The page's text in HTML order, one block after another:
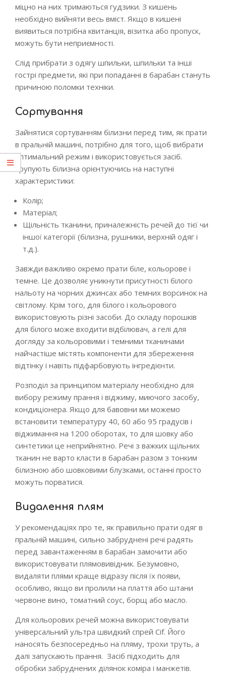
міцно на них тримаються гудзики. З кишень
необхідно вийняти весь вміст. Якщо в кишені
виявиться потрібна квитанція, візитка або пропуск,
можуть бути неприємності.
Слід прибрати з одягу шпильки, шпильки та інші
гострі предмети, які при попаданні в барабан стануть
причиною поломки техніки.
Сортування
Зайнятися сортуванням білизни перед тим, як прати
в пральній машині, потрібно для того, щоб вибрати
оптимальний режим і використовується засіб.
Групують білизна орієнтуючись на наступні
характеристики:
Колір;
Матеріал;
Щільність тканини, приналежність речей до тієї чи
іншої категорії (білизна, рушники, верхній одяг і
т.д.).
Завжди важливо окремо прати біле, кольорове і
темне. Це дозволяє уникнути присутності білого
нальоту на чорних джинсах або темних ворсинок на
світлому. Крім того, для білого і кольорового
використовують різні засоби. До складу порошків
для білого може входити відбілювач, а гелі для
догляду за кольоровими і темними тканинами
найчастіше містять компоненти для збереження
відтінку і навіть підфарбовують інгредієнти.
Розподіл за принципом матеріалу необхідно для
вибору режиму прання і віджиму, миючого засобу,
кондиціонера. Якщо для бавовни ми можемо
встановити температуру 40, 60 або 95 градусів і
віджимання на 1200 оборотах, то для шовку або
синтетики це неприйнятно. Речі з важких щільних
тканин не варто класти в барабан разом з тонким
білизною або шовковими блузками, останні просто
можуть порватися.
Видалення плям
У рекомендаціях про те, як правильно прати одяг в
пральній машині, сильно забруднені речі радять
перед завантаженням в барабан замочити або
використовувати плямовивідник. Безумовно,
видаляти плями краще відразу після їх появи,
особливо, якщо ви пролили на плаття або штани
червоне вино, томатний соус, борщ або масло.
Для кольорових речей можна використовувати
універсальний ультра швидкий спрей Cif. Його
наносять безпосередньо на пляму, трохи труть, а
далі запускають прання. Засіб підходить для
обробки забруднених ділянок коміра і манжетів.